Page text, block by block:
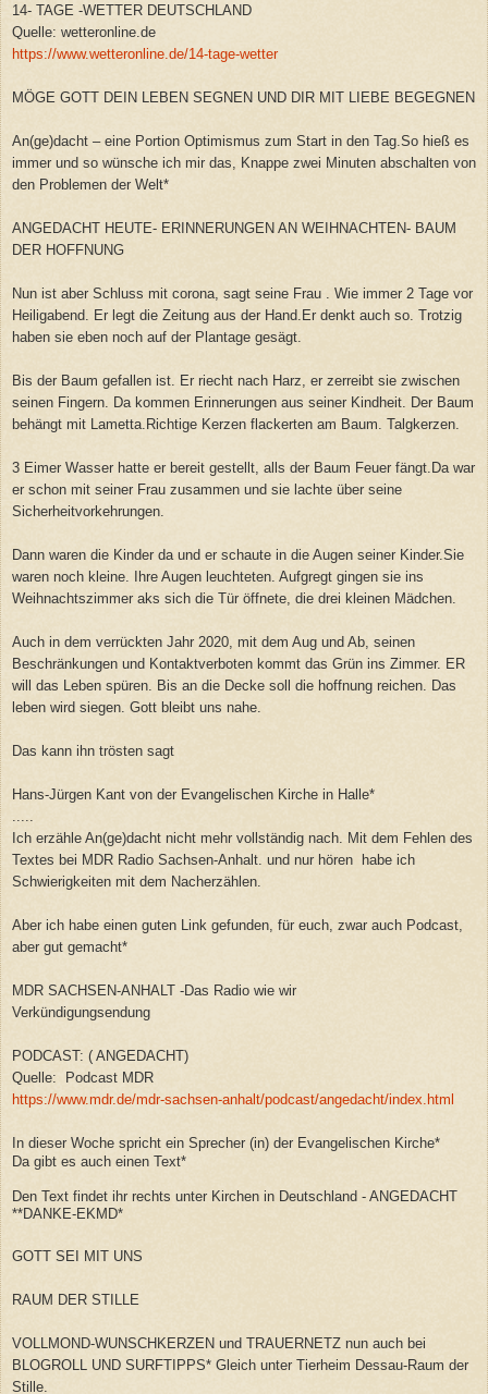
14- TAGE -WETTER DEUTSCHLAND
Quelle: wetteronline.de
https://www.wetteronline.de/14-tage-wetter
MÖGE GOTT DEIN LEBEN SEGNEN UND DIR MIT LIEBE BEGEGNEN
An(ge)dacht – eine Portion Optimismus zum Start in den Tag.So hieß es
immer und so wünsche ich mir das, Knappe zwei Minuten abschalten von
den Problemen der Welt*
ANGEDACHT HEUTE- ERINNERUNGEN AN WEIHNACHTEN- BAUM
DER HOFFNUNG
Nun ist aber Schluss mit corona, sagt seine Frau . Wie immer 2 Tage vor
Heiligabend. Er legt die Zeitung aus der Hand.Er denkt auch so. Trotzig
haben sie eben noch auf der Plantage gesägt.
Bis der Baum gefallen ist. Er riecht nach Harz, er zerreibt sie zwischen
seinen Fingern. Da kommen Erinnerungen aus seiner Kindheit. Der Baum
behängt mit Lametta.Richtige Kerzen flackerten am Baum. Talgkerzen.
3 Eimer Wasser hatte er bereit gestellt, alls der Baum Feuer fängt.Da war
er schon mit seiner Frau zusammen und sie lachte über seine
Sicherheitvorkehrungen.
Dann waren die Kinder da und er schaute in die Augen seiner Kinder.Sie
waren noch kleine. Ihre Augen leuchteten. Aufgregt gingen sie ins
Weihnachtszimmer aks sich die Tür öffnete, die drei kleinen Mädchen.
Auch in dem verrückten Jahr 2020, mit dem Aug und Ab, seinen
Beschränkungen und Kontaktverboten kommt das Grün ins Zimmer. ER
will das Leben spüren. Bis an die Decke soll die hoffnung reichen. Das
leben wird siegen. Gott bleibt uns nahe.
Das kann ihn trösten sagt
Hans-Jürgen Kant von der Evangelischen Kirche in Halle*
Ich erzähle An(ge)dacht nicht mehr vollständig nach. Mit dem Fehlen des
Textes bei MDR Radio Sachsen-Anhalt. und nur hören habe ich
Schwierigkeiten mit dem Nacherzählen.
Aber ich habe einen guten Link gefunden, für euch, zwar auch Podcast,
aber gut gemacht*
MDR SACHSEN-ANHALT -Das Radio wie wir
Verkündigungsendung
PODCAST: ( ANGEDACHT)
Quelle: Podcast MDR
https://www.mdr.de/mdr-sachsen-anhalt/podcast/angedacht/index.html
In dieser Woche spricht ein Sprecher (in) der Evangelischen Kirche*
Da gibt es auch einen Text*
Den Text findet ihr rechts unter Kirchen in Deutschland - ANGEDACHT
**DANKE-EKMD*
GOTT SEI MIT UNS
RAUM DER STILLE
VOLLMOND-WUNSCHKERZEN und TRAUERNETZ nun auch bei
BLOGROLL UND SURFTIPPS* Gleich unter Tierheim Dessau-Raum der
Stille.